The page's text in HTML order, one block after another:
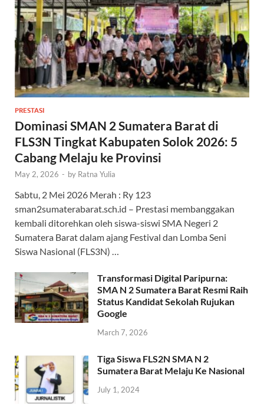
PRESTASI
Dominasi SMAN 2 Sumatera Barat di
FLS3N Tingkat Kabupaten Solok 2026: 5
Cabang Melaju ke Provinsi
May 2, 2026 - by Ratna Yulia
Sabtu, 2 Mei 2026 Merah : Ry 123
sman2sumaterabarat.sch.id – Prestasi membanggakan
kembali ditorehkan oleh siswa-siswi SMA Negeri 2
Sumatera Barat dalam ajang Festival dan Lomba Seni
Siswa Nasional (FLS3N) …
Transformasi Digital Paripurna:
SMA N 2 Sumatera Barat Resmi Raih
Status Kandidat Sekolah Rujukan
Google
March 7, 2026
Tiga Siswa FLS2N SMA N 2
Sumatera Barat Melaju Ke Nasional
July 1, 2024